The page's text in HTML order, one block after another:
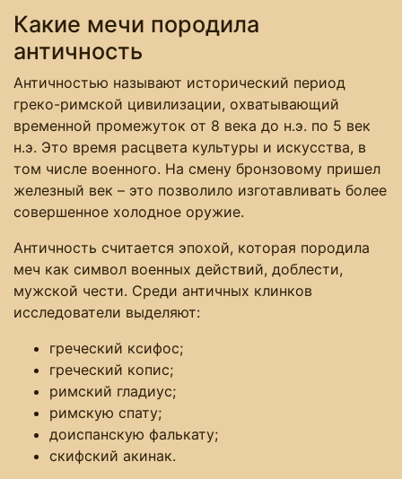
Какие мечи породила
античность
Античностью называют исторический период
греко-римской цивилизации, охватывающий
временной промежуток от 8 века до н.э. по 5 век
н.э. Это время расцвета культуры и искусства, в
том числе военного. На смену бронзовому пришел
железный век – это позволило изготавливать более
совершенное холодное оружие.
Античность считается эпохой, которая породила
меч как символ военных действий, доблести,
мужской чести. Среди античных клинков
исследователи выделяют:
греческий ксифос;
греческий копис;
римский гладиус;
римскую спату;
доиспанскую фалькату;
скифский акинак.